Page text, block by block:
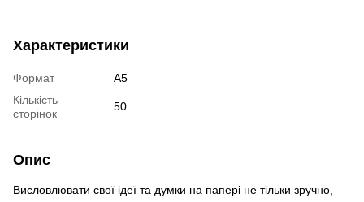
Характеристики
Формат
А5
Кількість
сторінок
50
Опис
Висловлювати свої ідеї та думки на папері не тільки зручно,